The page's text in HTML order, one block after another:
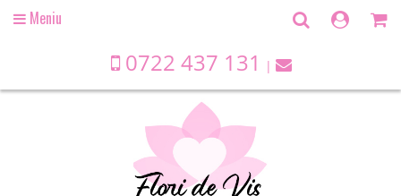
OpenMeniu
0722 437 131